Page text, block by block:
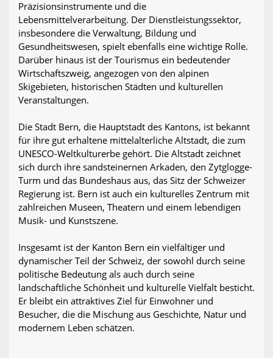
Präzisionsinstrumente und die
Lebensmittelverarbeitung. Der Dienstleistungssektor,
insbesondere die Verwaltung, Bildung und
Gesundheitswesen, spielt ebenfalls eine wichtige Rolle.
Darüber hinaus ist der Tourismus ein bedeutender
Wirtschaftszweig, angezogen von den alpinen
Skigebieten, historischen Städten und kulturellen
Veranstaltungen.
Die Stadt Bern, die Hauptstadt des Kantons, ist bekannt
für ihre gut erhaltene mittelalterliche Altstadt, die zum
UNESCO-Weltkulturerbe gehört. Die Altstadt zeichnet
sich durch ihre sandsteinernen Arkaden, den Zytglogge-
Turm und das Bundeshaus aus, das Sitz der Schweizer
Regierung ist. Bern ist auch ein kulturelles Zentrum mit
zahlreichen Museen, Theatern und einem lebendigen
Musik- und Kunstszene.
Insgesamt ist der Kanton Bern ein vielfältiger und
dynamischer Teil der Schweiz, der sowohl durch seine
politische Bedeutung als auch durch seine
landschaftliche Schönheit und kulturelle Vielfalt besticht.
Er bleibt ein attraktives Ziel für Einwohner und
Besucher, die die Mischung aus Geschichte, Natur und
modernem Leben schätzen.